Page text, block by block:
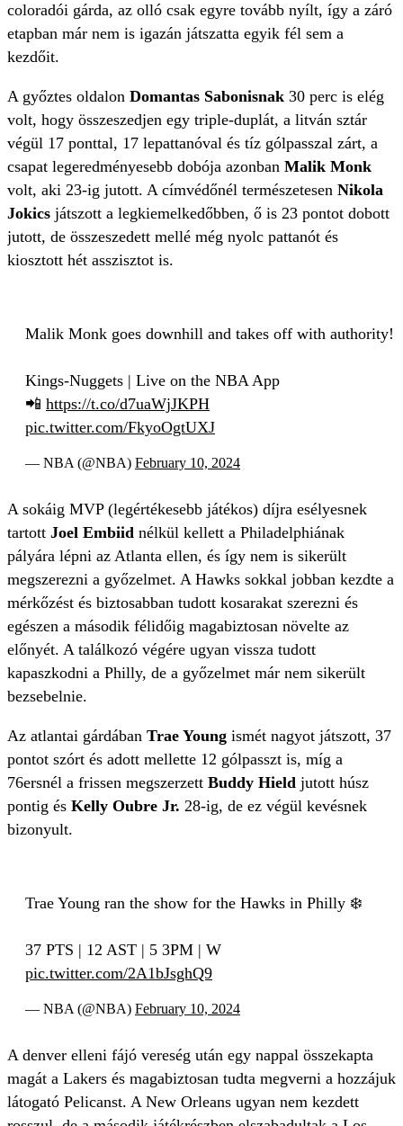
coloradói gárda, az olló csak egyre tovább nyílt, így a záró
etapban már nem is igazán játszatta egyik fél sem a
kezdőit.
A győztes oldalon Domantas Sabonisnak 30 perc is elég
volt, hogy összeszedjen egy triple-duplát, a litván sztár
végül 17 ponttal, 17 lepattanóval és tíz gólpasszal zárt, a
csapat legeredményesebb dobója azonban Malik Monk
volt, aki 23-ig jutott. A címvédőnél természetesen Nikola
Jokics játszott a legkiemelkedőbben, ő is 23 pontot dobott
jutott, de összeszedett mellé még nyolc pattanót és
kiosztott hét asszisztot is.
Malik Monk goes downhill and takes off with authority!
Kings-Nuggets | Live on the NBA App
📲 https://t.co/d7uaWjJKPH
pic.twitter.com/FkyoOgtUXJ
— NBA (@NBA) February 10, 2024
A sokáig MVP (legértékesebb játékos) díjra esélyesnek
tartott Joel Embiid nélkül kellett a Philadelphiának
pályára lépni az Atlanta ellen, és így nem is sikerült
megszerezni a győzelmet. A Hawks sokkal jobban kezdte a
mérkőzést és biztosabban tudott kosarakat szerezni és
egészen a második félidőig magabiztosan növelte az
előnyét. A találkozó végére ugyan vissza tudott
kapaszkodni a Philly, de a győzelmet már nem sikerült
bezsebelnie.
Az atlantai gárdában Trae Young ismét nagyot játszott, 37
pontot szórt és adott mellette 12 gólpasszt is, míg a
76ersnél a frissen megszerzett Buddy Hield jutott húsz
pontig és Kelly Oubre Jr. 28-ig, de ez végül kevésnek
bizonyult.
Trae Young ran the show for the Hawks in Philly ❄️
37 PTS | 12 AST | 5 3PM | W
pic.twitter.com/2A1bJsghQ9
— NBA (@NBA) February 10, 2024
A denver elleni fájó vereség után egy nappal összekapta
magát a Lakers és magabiztosan tudta megverni a hozzájuk
látogató Pelicanst. A New Orleans ugyan nem kezdett